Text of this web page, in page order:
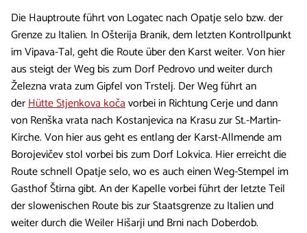
Die Hauptroute führt von Logatec nach Opatje selo bzw. der
Grenze zu Italien. In Ošterija Branik, dem letzten Kontrollpunkt
im Vipava-Tal, geht die Route über den Karst weiter. Von hier
aus steigt der Weg bis zum Dorf Pedrovo und weiter durch
Železna vrata zum Gipfel von Trstelj. Der Weg führt an
derHütte Stjenkova kočavorbei in Richtung Cerje und dann
von Renška vrata nach Kostanjevica na Krasu zur St.-Martin-
Kirche. Von hier aus geht es entlang der Karst-Allmende am
Borojevičev stol vorbei bis zum Dorf Lokvica. Hier erreicht die
Route schnell Opatje selo, wo es auch einen Weg-Stempel im
Gasthof Štirna gibt. An der Kapelle vorbei führt der letzte Teil
der slowenischen Route bis zur Staatsgrenze zu Italien und
weiter durch die Weiler Hišarji und Brni nach Doberdob.